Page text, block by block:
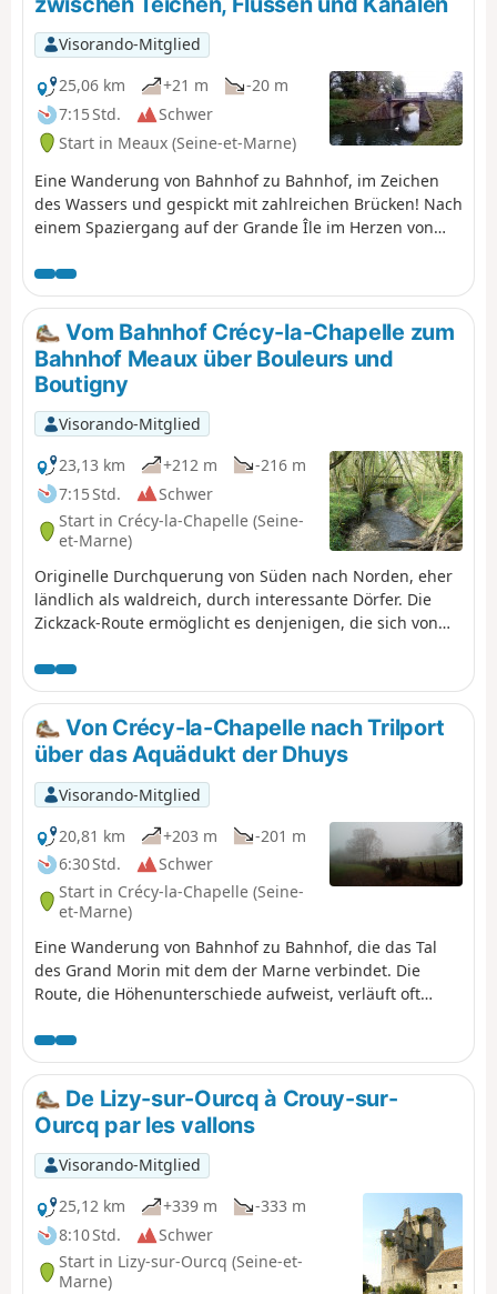
Visorando-Mitglied
25,06 km
+21 m
-20 m
7:15 Std.
Schwer
Start in Meaux (Seine-et-Marne)
Eine Wanderung von Bahnhof zu Bahnhof, im Zeichen
des Wassers und gespickt mit zahlreichen Brücken! Nach
einem Spaziergang auf der Grande Île im Herzen von
Naturparks Pâtis durch eine bezaubernde Landschaft.
Anschließend wechselt die Route zwischen langen
Abschnitten entlang des Canal de l'Ourcq und Passagen
im Unterholz am Ufer der Marne oder des Flusses Ourcq.
Vom Bahnhof Crécy-la-Chapelle zum
Bahnhof Meaux über Bouleurs und
Boutigny
Visorando-Mitglied
23,13 km
+212 m
-216 m
7:15 Std.
Schwer
Start in Crécy-la-Chapelle (Seine-
et-Marne)
Originelle Durchquerung von Süden nach Norden, eher
ländlich als waldreich, durch interessante Dörfer. Die
Zickzack-Route ermöglicht es denjenigen, die sich von
zu verkürzen: Ihnen würde empfohlen, von Punkt zu
Punkt zu gehen, wodurch sie alle Dörfer der Route
besuchen können und die Strecke weniger als 20 km
lang ist. Nur der Abschnitt des Aquädukts würde dann
ausgelassen werden.Start und Ziel sind mit dem Bus
vom RER-TGV-Bahnhof Chessy-Marne-la-Vallée oder mit
dem Zug erreichbar.
Von Crécy-la-Chapelle nach Trilport
über das Aquädukt der Dhuys
Visorando-Mitglied
20,81 km
+203 m
-201 m
6:30 Std.
Schwer
Start in Crécy-la-Chapelle (Seine-
et-Marne)
Eine Wanderung von Bahnhof zu Bahnhof, die das Tal
des Grand Morin mit dem der Marne verbindet. Die
Route, die Höhenunterschiede aufweist, verläuft oft
unterirdischen Aquädukts der Dhuys auf etwa 6 km, in
zwei Abschnitten.
De Lizy-sur-Ourcq à Crouy-sur-
Ourcq par les vallons
Visorando-Mitglied
25,12 km
+339 m
-333 m
8:10 Std.
Schwer
Start in Lizy-sur-Ourcq (Seine-et-
Marne)